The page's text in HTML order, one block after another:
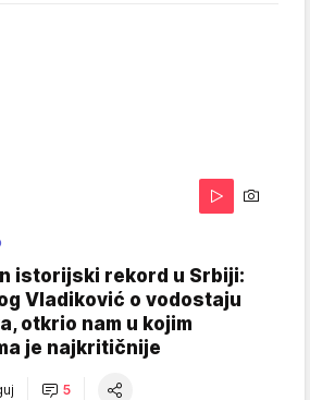
istorijski rekord u Srbiji:
Vladiković o vodostaju
otkrio nam u kojim
je najkritičnije
5